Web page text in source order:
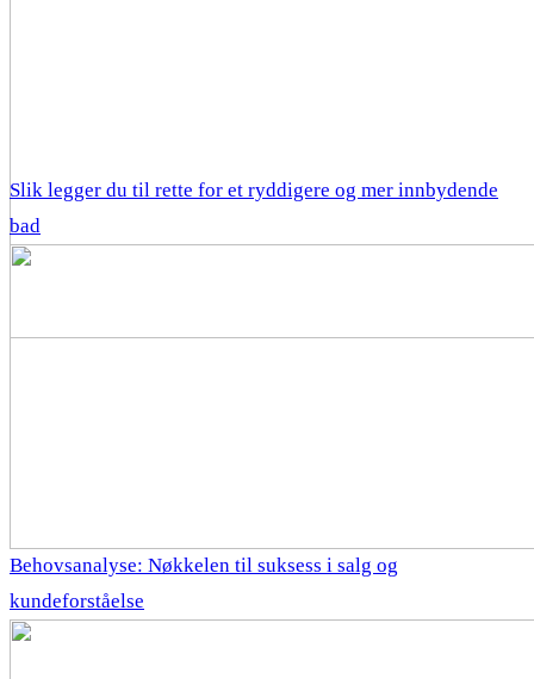
Slik legger du til rette for et ryddigere og mer innbydende
bad
Behovsanalyse: Nøkkelen til suksess i salg og
kundeforståelse